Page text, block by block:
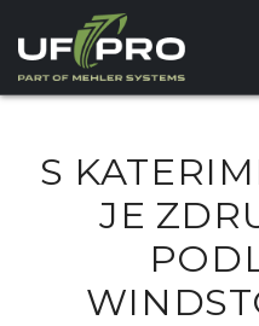
S
JE